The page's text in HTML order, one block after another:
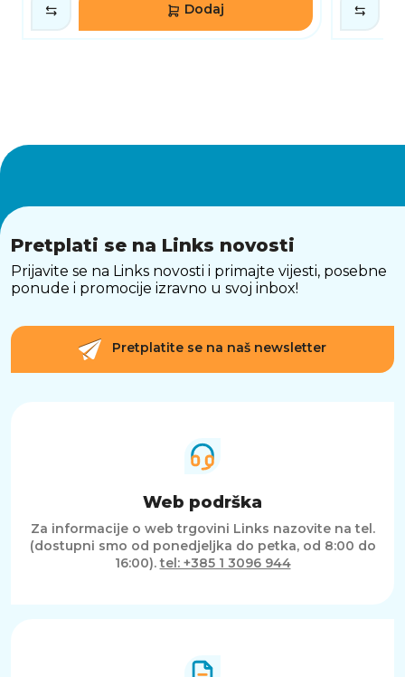
Dodaj
Pretplati se na Links novosti
Prijavite se na Links novosti i primajte vijesti, posebne
ponude i promocije izravno u svoj inbox!
Pretplatite se na naš newsletter
Web podrška
Za informacije o web trgovini Links nazovite na tel.
(dostupni smo od ponedjeljka do petka, od 8:00 do
16:00).tel: +385 1 3096 944